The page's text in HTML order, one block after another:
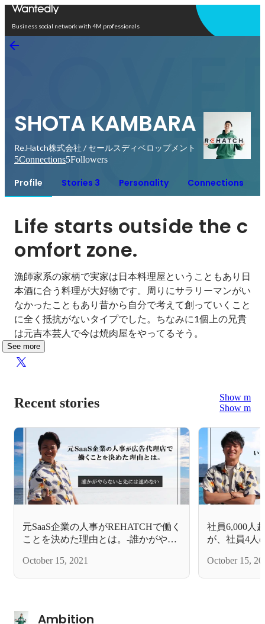
Business social network with 4M professionals
SHOTA KAMBARA
Re.Hatch株式会社 / セールスディベロップメント
5Connections5Followers
Profile Stories 3 Personality Connections
Life starts outside the c
omfort zone.
漁師家系の家柄で実家は日本料理屋ということもあり日
本酒に合う料理が大好物です。周りにサラリーマンがい
なかったこともあり昔から自分で考えて創っていくこと
に全く抵抗がないタイプでした。ちなみに1個上の兄貴
は元吉本芸人で今は焼肉屋をやってるそう。
See more
Recent stories
Show more
Show more
元SaaS企業の人事がREHATCHで働く
ことを決めた理由とは。-誰かがやら
October 15, 2021
社員6,000人
が、社員4人
か、誰に価
October 15,
Ambition